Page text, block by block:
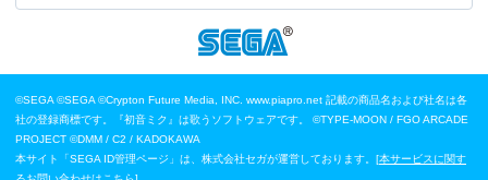
©SEGA ©SEGA ©Crypton Future Media, INC. www.piapro.net 記載の商品名および社名は各
社の登録商標です。『初音ミク』は歌うソフトウェアです。
©TYPE-MOON / FGO ARCADE
PROJECT ©DMM / C2 / KADOKAWA
本サイト「SEGA ID管理ページ」は、株式会社セガが運営しております。[本サービスに関す